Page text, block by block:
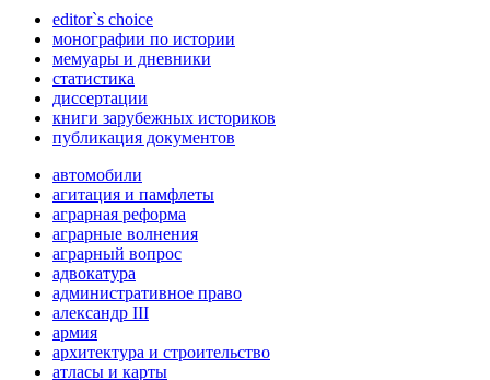
editor`s choice
монографии по истории
мемуары и дневники
статистика
диссертации
книги зарубежных историков
публикация документов
автомобили
агитация и памфлеты
аграрная реформа
аграрные волнения
аграрный вопрос
адвокатура
административное право
александр III
армия
архитектура и строительство
атласы и карты